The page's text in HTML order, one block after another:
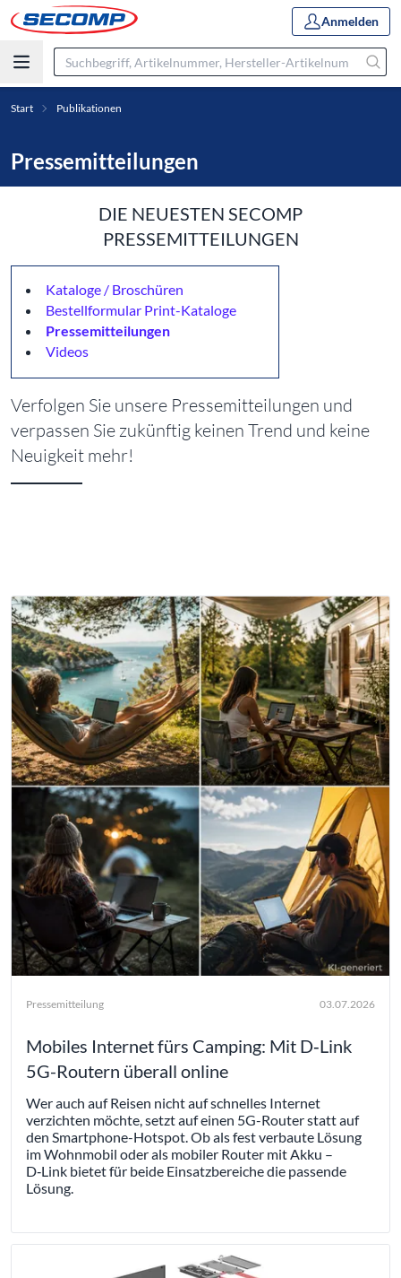
Anmelden
Start Publikationen
Pressemitteilungen
DIE NEUESTEN SECOMP
PRESSEMITTEILUNGEN
Kataloge / Broschüren
Bestellformular Print-Kataloge
Pressemitteilungen
Videos
Verfolgen Sie unsere Pressemitteilungen und
verpassen Sie zukünftig keinen Trend und keine
Neuigkeit mehr!
Pressemitteilung 03.07.2026
Mobiles Internet fürs Camping: Mit D‑Link
5G-Routern überall online
Wer auch auf Reisen nicht auf schnelles Internet
verzichten möchte, setzt auf einen 5G-Router statt auf
den Smartphone-Hotspot. Ob als fest verbaute Lösung
im Wohnmobil oder als mobiler Router mit Akku –
D‑Link bietet für beide Einsatzbereiche die passende
Lösung.